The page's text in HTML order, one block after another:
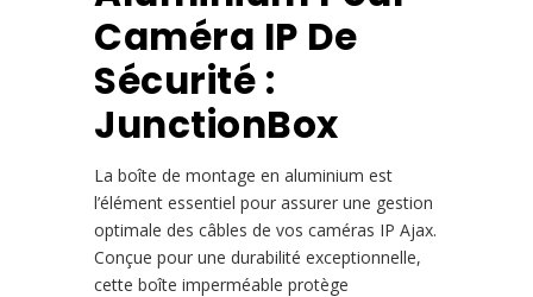
Caméra IP De
Sécurité :
JunctionBox
La boîte de montage en aluminium est
l’élément essentiel pour assurer une gestion
optimale des câbles de vos caméras IP Ajax.
Conçue pour une durabilité exceptionnelle,
cette boîte imperméable protège